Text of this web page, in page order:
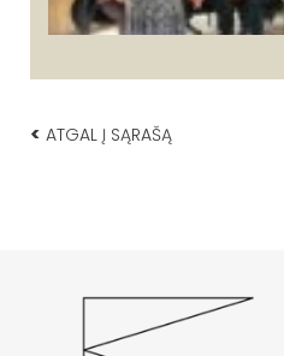
< ATGAL Į SĄRAŠĄ